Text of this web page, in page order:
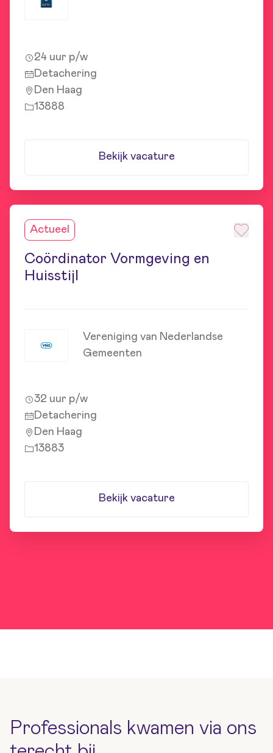
24 uur p/w
13888
Detachering
Den Haag
Bekijk vacature
Actueel
Coördinator Vormgeving en
Huisstijl
Vereniging van Nederlandse
Gemeenten
32 uur p/w
13883
Detachering
Den Haag
Bekijk vacature
Professionals kwamen via ons